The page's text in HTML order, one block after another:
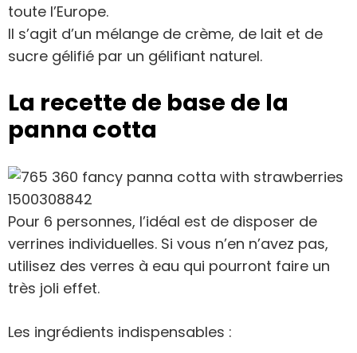
toute l’Europe.
Il s’agit d’un mélange de crème, de lait et de
sucre gélifié par un gélifiant naturel.
La recette de base de la
panna cotta
Pour 6 personnes, l’idéal est de disposer de
verrines individuelles. Si vous n’en n’avez pas,
utilisez des verres à eau qui pourront faire un
très joli effet.
Les ingrédients indispensables :